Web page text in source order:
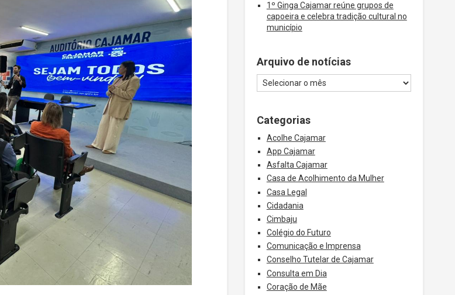
1º Ginga Cajamar reúne grupos de
capoeira e celebra tradição cultural no
município
Arquivo de notícias
Categorias
Acolhe Cajamar
App Cajamar
Asfalta Cajamar
Casa de Acolhimento da Mulher
Casa Legal
Cidadania
Cimbaju
Colégio do Futuro
Comunicação e Imprensa
Conselho Tutelar de Cajamar
Consulta em Dia
Coração de Mãe